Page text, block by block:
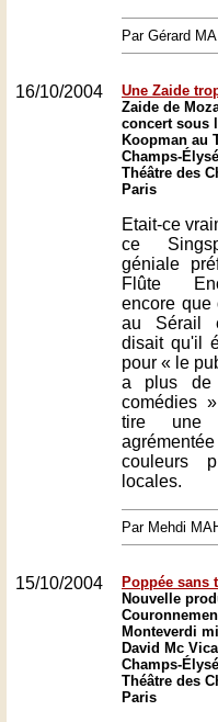
Par Gérard
16/10/2004
Une Zaide
Zaide de
concert sous
Koopman au
Champs-
Théâtre des
Paris
Etait-ce
ce
géniale
Flûte
encore que
au Sérail
disait qu'il
pour « le
a plus de
comédies
tire une
couleurs
locales.
Par Mehdi
15/10/2004
Poppée sans
Nouvelle
Monteverdi
David Mc
Champs-
Théâtre des
Paris